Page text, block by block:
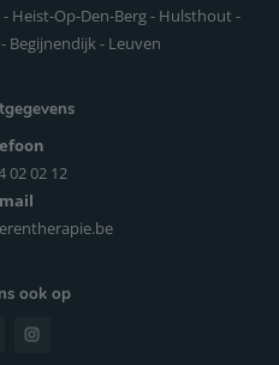
Heist-Op-Den-Berg - Hulsthout -
Begijnendijk - Leuven
02 02 12
ook op